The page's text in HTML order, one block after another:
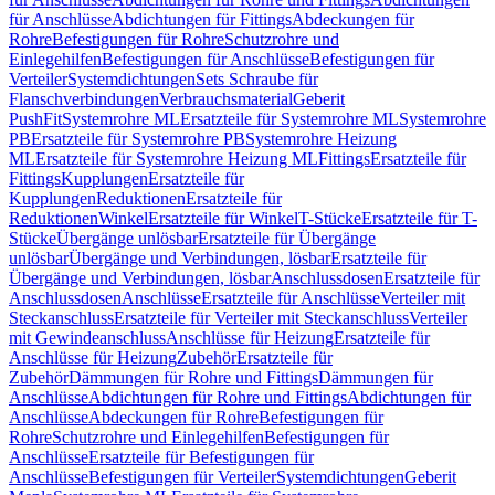
für AnschlüsseAbdichtungen für FittingsAbdeckungen für
RohreBefestigungen für RohreSchutzrohre und
EinlegehilfenBefestigungen für AnschlüsseBefestigungen für
VerteilerSystemdichtungenSets Schraube für
FlanschverbindungenVerbrauchsmaterialGeberit
PushFitSystemrohre MLErsatzteile für Systemrohre MLSystemrohre
PBErsatzteile für Systemrohre PBSystemrohre Heizung
MLErsatzteile für Systemrohre Heizung MLFittingsErsatzteile für
FittingsKupplungenErsatzteile für
KupplungenReduktionenErsatzteile für
ReduktionenWinkelErsatzteile für WinkelT-StückeErsatzteile für T-
StückeÜbergänge unlösbarErsatzteile für Übergänge
unlösbarÜbergänge und Verbindungen, lösbarErsatzteile für
Übergänge und Verbindungen, lösbarAnschlussdosenErsatzteile für
AnschlussdosenAnschlüsseErsatzteile für AnschlüsseVerteiler mit
SteckanschlussErsatzteile für Verteiler mit SteckanschlussVerteiler
mit GewindeanschlussAnschlüsse für HeizungErsatzteile für
Anschlüsse für HeizungZubehörErsatzteile für
ZubehörDämmungen für Rohre und FittingsDämmungen für
AnschlüsseAbdichtungen für Rohre und FittingsAbdichtungen für
AnschlüsseAbdeckungen für RohreBefestigungen für
RohreSchutzrohre und EinlegehilfenBefestigungen für
AnschlüsseErsatzteile für Befestigungen für
AnschlüsseBefestigungen für VerteilerSystemdichtungenGeberit